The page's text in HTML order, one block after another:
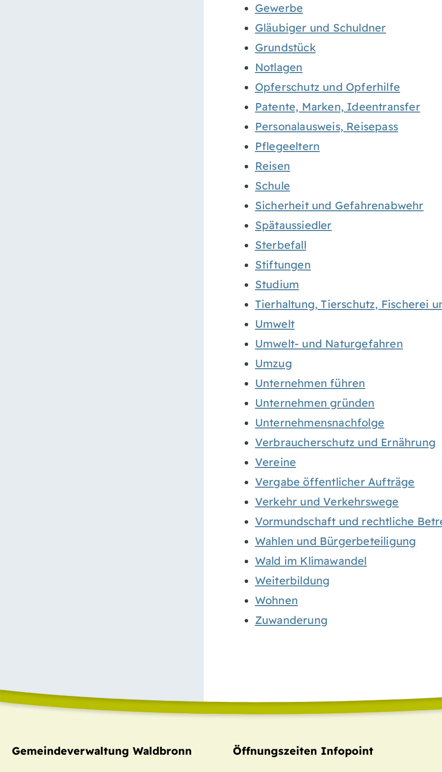
Gewerbe
Gläubiger und Schuldner
Grundstück
Notlagen
Opferschutz und Opferhilfe
Patente, Marken, Ideentransfer
Personalausweis, Reisepass
Pflegeeltern
Reisen
Schule
Sicherheit und Gefahrenabwehr
Spätaussiedler
Sterbefall
Stiftungen
Studium
Tierhaltung, Tierschutz, Fischerei
Umwelt
Umwelt- und Naturgefahren
Umzug
Unternehmen führen
Unternehmen gründen
Unternehmensnachfolge
Verbraucherschutz und Ernährung
Vereine
Vergabe öffentlicher Aufträge
Verkehr und Verkehrswege
Vormundschaft und rechtliche
Wahlen und Bürgerbeteiligung
Wald im Klimawandel
Weiterbildung
Wohnen
Zuwanderung
Gemeindeverwaltung Waldbronn Öffnungszeiten Infopoint